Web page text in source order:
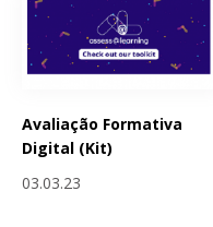
Avaliação Formativa
Digital (Kit)
03.03.23
Páginas